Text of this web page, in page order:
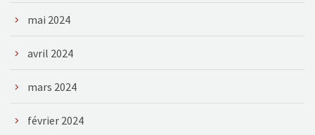
mai 2024
avril 2024
mars 2024
février 2024